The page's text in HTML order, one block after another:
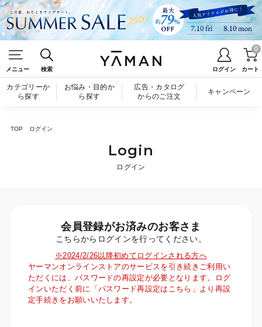
メニュー 検索 ログイン カート
0
カテゴリーか
ら探す
お悩み・目的か
ら探す
広告・カタログ
からのご注文
キャンペーン
TOP ログイン
Login
ログイン
会員登録がお済みのお客さま
こちらからログインを行ってください。
※2024/2/26以降初めてログインされる方へ
ヤーマンオンラインストアのサービスを引き続きご利用い
ただくには、パスワードの再設定が必要となります。ログ
インいただく前に「パスワード再設定はこちら」より再設
定手続きをお願いいたします。